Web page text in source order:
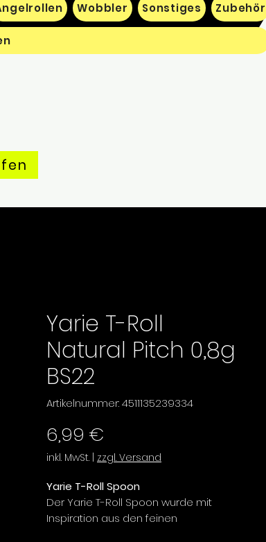
Wobbler Sonstiges Zubehör
Yarie T-Roll
Natural Pitch 0,8g
BS22
Artikelnummer: 4511135239334
6,99 €
inkl. MwSt. zzgl. Versand
Yarie T-Roll Spoon
Der Yarie T-Roll Spoon wurde mit
Inspiration aus den feinen